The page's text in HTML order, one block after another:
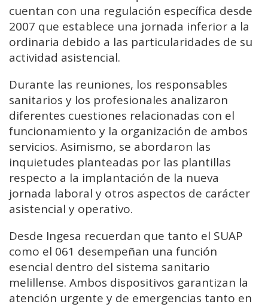
cuentan con una regulación específica desde
2007 que establece una jornada inferior a la
ordinaria debido a las particularidades de su
actividad asistencial.
Durante las reuniones, los responsables
sanitarios y los profesionales analizaron
diferentes cuestiones relacionadas con el
funcionamiento y la organización de ambos
servicios. Asimismo, se abordaron las
inquietudes planteadas por las plantillas
respecto a la implantación de la nueva
jornada laboral y otros aspectos de carácter
asistencial y operativo.
Desde Ingesa recuerdan que tanto el SUAP
como el 061 desempeñan una función
esencial dentro del sistema sanitario
melillense. Ambos dispositivos garantizan la
atención urgente y de emergencias tanto en